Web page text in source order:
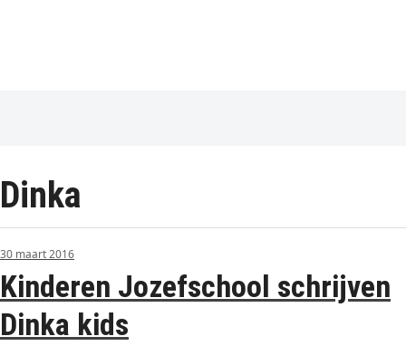
Dinka
30 maart 2016
Kinderen Jozefschool schrijven
Dinka kids